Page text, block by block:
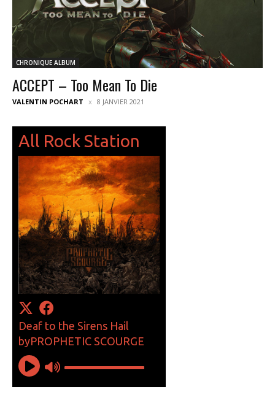
CHRONIQUE ALBUM
ACCEPT – Too Mean To Die
VALENTIN POCHART 8 JANVIER 2021